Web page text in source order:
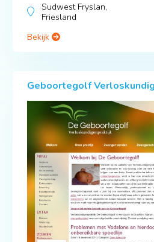
Sudwest Fryslan,
Friesland
Bekijk
Geboortegolf